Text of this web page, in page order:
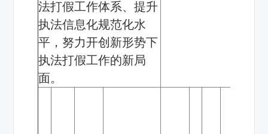
法打假工作体系、提升
执法信息化规范化水
平，努力开创新形势下
执法打假工作的新局
面。